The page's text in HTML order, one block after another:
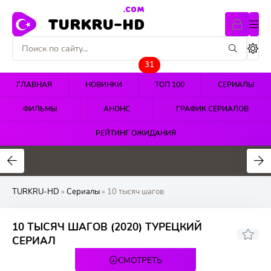
TURKRU-HD
.COM
ГЛАВНАЯ НОВИНКИ
31
ТОП 100 СЕРИАЛЫ
ФИЛЬМЫ АНОНС ГРАФИК СЕРИАЛОВ
РЕЙТИНГ ОЖИДАНИЯ
4.4
TURKRU-HD » Сериалы» 10 тысяч шагов
10 ТЫСЯЧ ШАГОВ (2020) ТУРЕЦКИЙ
СЕРИАЛ
СМОТРЕТЬ